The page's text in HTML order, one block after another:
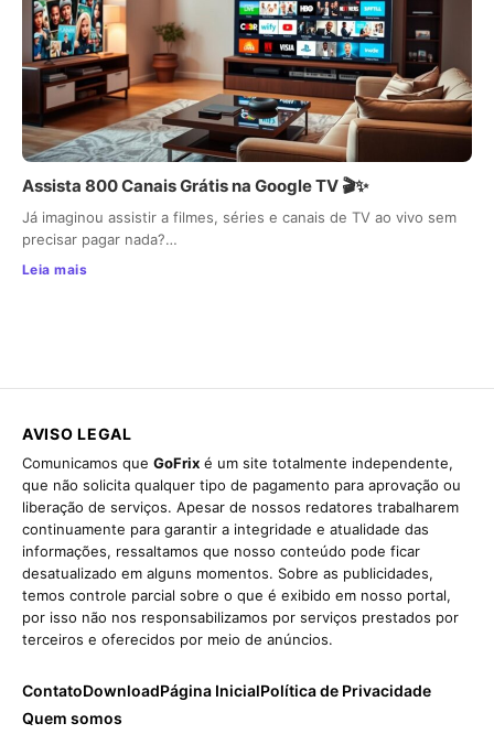
Assista 800 Canais Grátis na Google TV 🎬✨
Já imaginou assistir a filmes, séries e canais de TV ao vivo sem
precisar pagar nada?…
Leia mais
AVISO LEGAL
Comunicamos que GoFrix é um site totalmente independente,
que não solicita qualquer tipo de pagamento para aprovação ou
liberação de serviços. Apesar de nossos redatores trabalharem
continuamente para garantir a integridade e atualidade das
informações, ressaltamos que nosso conteúdo pode ficar
desatualizado em alguns momentos. Sobre as publicidades,
temos controle parcial sobre o que é exibido em nosso portal,
por isso não nos responsabilizamos por serviços prestados por
terceiros e oferecidos por meio de anúncios.
ContatoDownloadPágina InicialPolítica de Privacidade
Quem somos